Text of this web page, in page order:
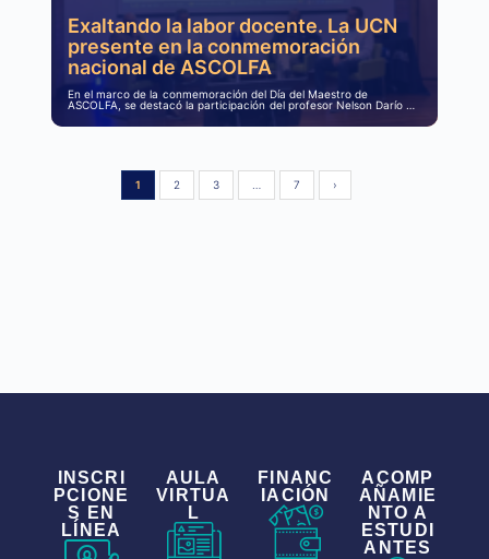
Exaltando la labor docente. La UCN
presente en la conmemoración
nacional de ASCOLFA
En el marco de la conmemoración del Día del Maestro de
ASCOLFA, se destacó la participación del profesor Nelson Darío …
1 2 3 7 ›
INSCRI
PCIONE
S EN
LÍNEA
AULA
VIRTUA
L
FINANC
IACIÓN
ACOMP
AÑAMIE
NTO A
ESTUDI
ANTES